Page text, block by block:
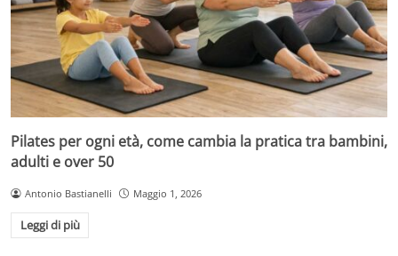
Pilates per ogni età, come cambia la pratica tra bambini,
adulti e over 50
Antonio Bastianelli Maggio 1, 2026
Leggi di più